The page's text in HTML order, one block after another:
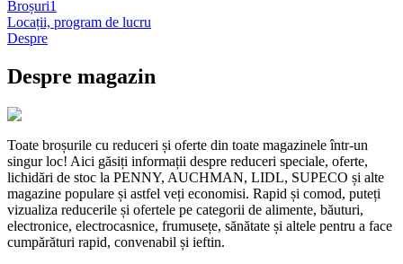
Broșuri1
Locații, program de lucru
Despre
Despre magazin
Toate broșurile cu reduceri și oferte din toate magazinele într-un
singur loc! Aici găsiți informații despre reduceri speciale, oferte,
lichidări de stoc la PENNY, AUCHMAN, LIDL, SUPECO și alte
magazine populare și astfel veți economisi. Rapid și comod, puteți
vizualiza reducerile și ofertele pe categorii de alimente, băuturi,
electronice, electrocasnice, frumusețe, sănătate și altele pentru a face
cumpărături rapid, convenabil și ieftin.